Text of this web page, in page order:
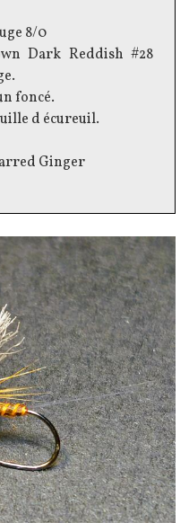
8/0
Dark Reddish #28
foncé.
d écureuil.
Ginger